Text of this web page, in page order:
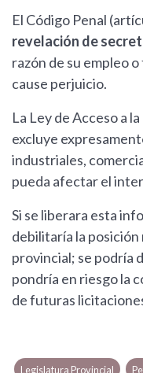
El Código Penal
revelación de
razón de su empleo
cause perjuicio.
La Ley de Acceso a
excluye
industriales,
pueda afectar el
Si se liberara esta
debilitaría la
provincial; se podría
pondría en riesgo la
de futuras
Legislatura Provincial